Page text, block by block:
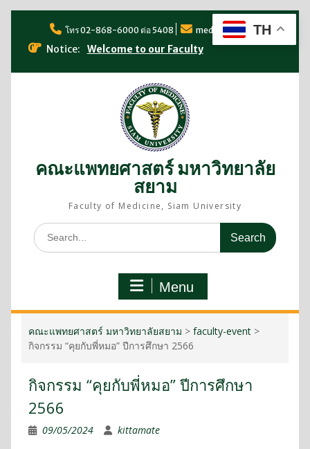
โทร 02-868-6000 ต่อ 5408 med@siam.edu
Notice: Welcome to our Faculty
คณะแพทยศาสตร์ มหาวิทยาลัย
สยาม
Faculty of Medicine, Siam University
Menu
คณะแพทยศาสตร์ มหาวิทยาลัยสยาม > faculty-event>
กิจกรรม “คุยกับพี่หมอ” ปีการศึกษา 2566
กิจกรรม “คุยกับพี่หมอ” ปีการศึกษา
2566
09/05/2024 kittamate
TH